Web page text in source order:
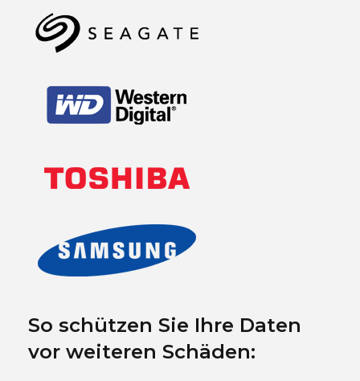
So schützen Sie Ihre Daten
vor weiteren Schäden: